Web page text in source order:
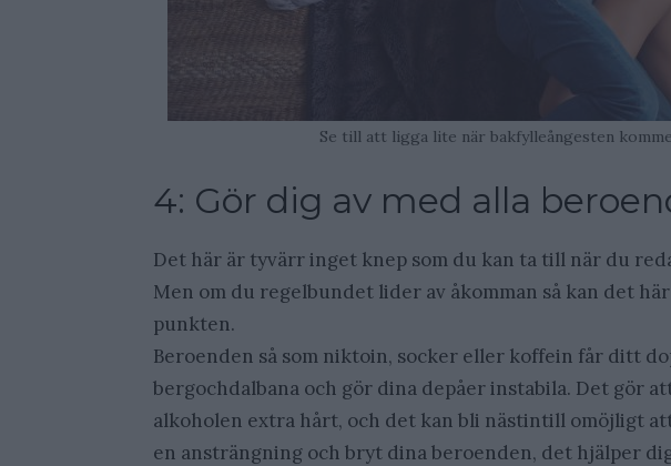
Se till att ligga lite när bakfylleångesten
4: Gör dig av med alla
Det här är tyvärr inget knep som du kan ta till när du
Men om du regelbundet lider av åkomman så kan det
punkten.
Beroenden så som niktoin, socker eller koffein får ditt
bergochdalbana och gör dina depåer instabila. Det gör
alkoholen extra hårt, och det kan bli nästintill omöjligt
en ansträngning och bryt dina beroenden, det hjälper